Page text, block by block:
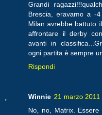
Grandi
Brescia, eravamo a
Milan avrebbe battuto
affrontare il derby
avanti in
ogni partita è sempre
Rispondi
Winnie 21 marzo
No, no, Matrix.